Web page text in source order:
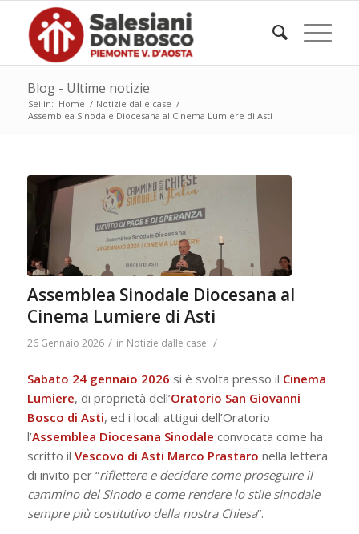
Blog - Ultime notizie
Sei in: Home / Notizie dalle case /
Assemblea Sinodale Diocesana al Cinema Lumiere di Asti
Assemblea Sinodale Diocesana al
Cinema Lumiere di Asti
26 Gennaio 2026 / in Notizie dalle case /
Sabato 24 gennaio 2026 si è svolta presso il Cinema
Lumiere, di proprietà dell’Oratorio San Giovanni
Bosco di Asti, ed i locali attigui dell’Oratorio
l’Assemblea Diocesana Sinodale convocata come ha
scritto il Vescovo di Asti Marco Prastaro nella lettera
di invito per “riflettere e decidere come proseguire il
cammino del Sinodo e come rendere lo stile sinodale
sempre più costitutivo della nostra Chiesa”.